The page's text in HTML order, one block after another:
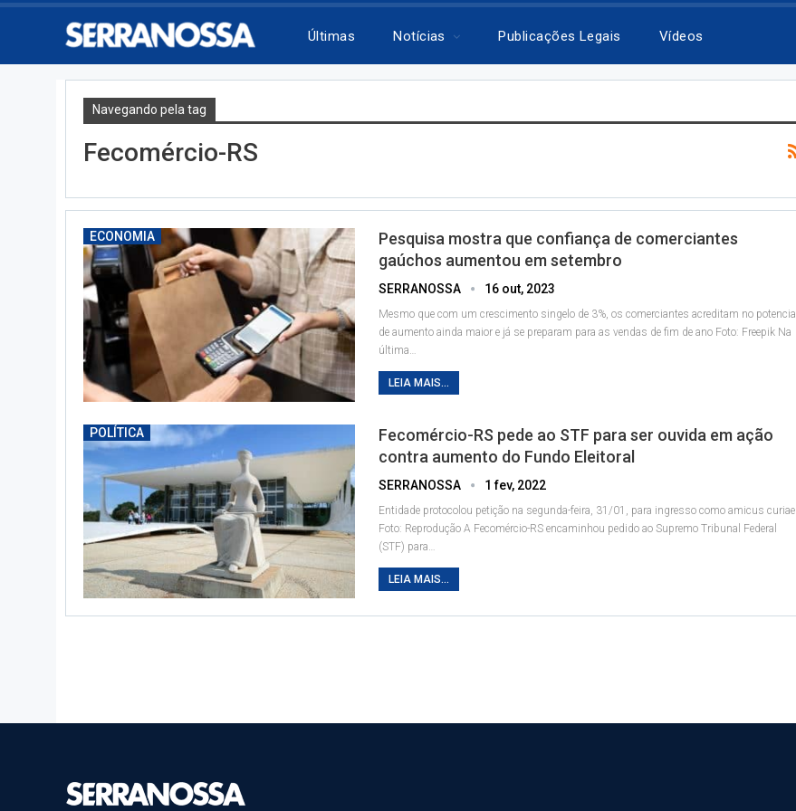
Últimas Notícias Publicações Legais Vídeos
Navegando pela tag
Fecomércio-RS
ECONOMIA
Pesquisa mostra que confiança de comerciantes
gaúchos aumentou em setembro
SERRANOSSA 16 out, 2023
Mesmo que com um crescimento singelo de 3%, os comerciantes acreditam no potencial
de aumento ainda maior e já se preparam para as vendas de fim de ano Foto: Freepik Na
última
LEIA MAIS...
POLÍTICA
Fecomércio-RS pede ao STF para ser ouvida em ação
contra aumento do Fundo Eleitoral
SERRANOSSA 1 fev, 2022
Entidade protocolou petição na segunda-feira, 31/01, para ingresso como amicus curiae
Foto: Reprodução A Fecomércio-RS encaminhou pedido ao Supremo Tribunal Federal
(STF) para
LEIA MAIS...